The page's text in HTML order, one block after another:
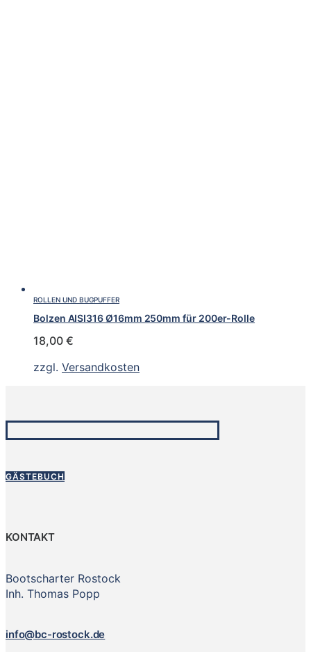
ROLLEN UND BUGPUFFER
Bolzen AISI316 Ø16mm 250mm für 200er-Rolle
18,00 €
zzgl. Versandkosten
GÄSTEBUCH
KONTAKT
Bootscharter Rostock
Inh. Thomas Popp
info@bc-rostock.de